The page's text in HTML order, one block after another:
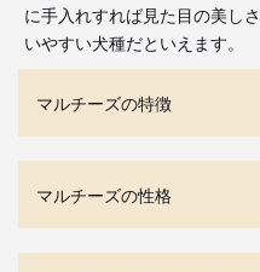
に手入れすれば見た目の美し
いやすい犬種だといえます。
マルチーズの特徴
マルチーズの性格